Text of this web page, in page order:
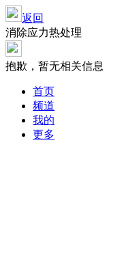
返回
消除应力热处理
抱歉，暂无相关信息
首页
频道
我的
更多